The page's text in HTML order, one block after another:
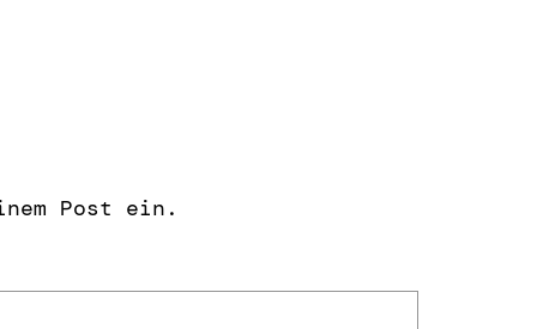
Post ein.